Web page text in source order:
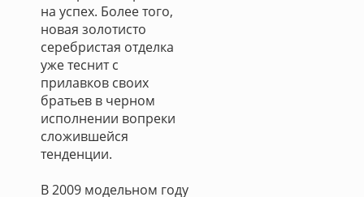
на успех. Более того,
новая золотисто
серебристая отделка
уже теснит с
прилавков своих
братьев в черном
исполнении вопреки
сложившейся
тенденции.
В 2009 модельном году